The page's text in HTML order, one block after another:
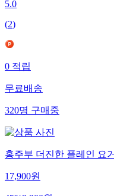
5.0
(2)
0적립
무료배송
320명구매중
홍주부 더진한 플레인 요
17,900원